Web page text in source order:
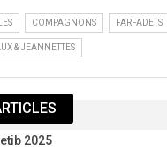
COMPAGNONS FARFADETS
& JEANNETTES
2025